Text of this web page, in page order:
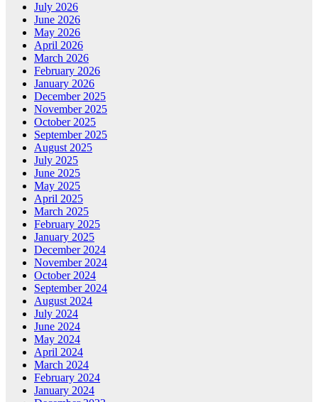
July 2026
June 2026
May 2026
April 2026
March 2026
February 2026
January 2026
December 2025
November 2025
October 2025
September 2025
August 2025
July 2025
June 2025
May 2025
April 2025
March 2025
February 2025
January 2025
December 2024
November 2024
October 2024
September 2024
August 2024
July 2024
June 2024
May 2024
April 2024
March 2024
February 2024
January 2024